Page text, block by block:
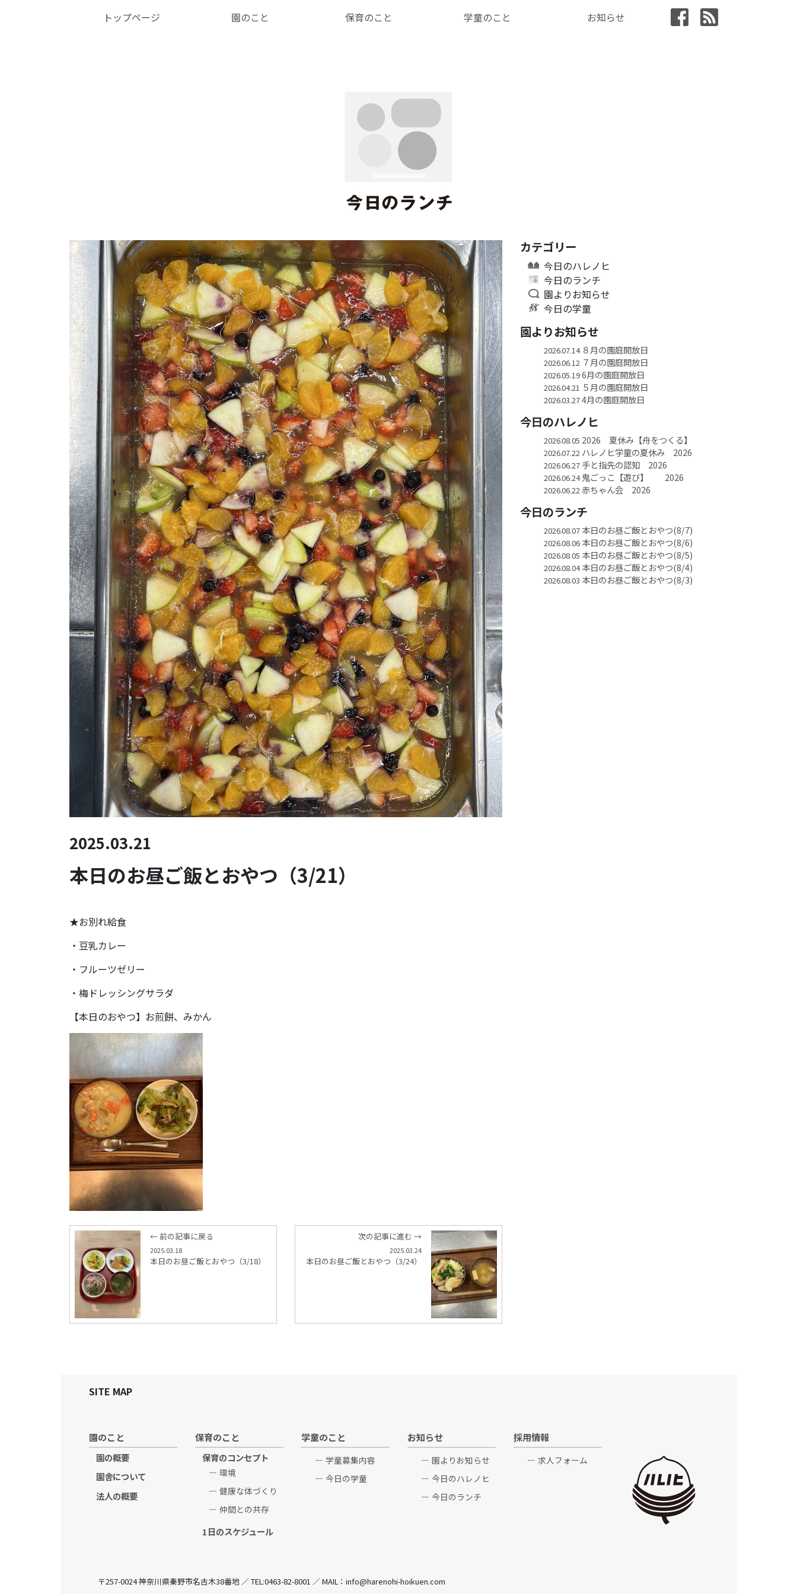
トップページ 園のこと 保育のこと 学童のこと お知らせ
2025.03.21
本日のお昼ご飯とおやつ（3/21）
★お別れ給食
・豆乳カレー
・フルーツゼリー
・梅ドレッシングサラダ
【本日のおやつ】お煎餅、みかん
← 前の記事に戻る
2025.03.18
本日のお昼ご飯とおやつ（3/18）
次の記事に進む →
2025.03.24
本日のお昼ご飯とおやつ（3/24）
カテゴリー
今日のハレノヒ
今日のランチ
園よりお知らせ
今日の学童
園よりお知らせ
2026.07.14８月の園庭開放日
2026.06.12 ７月の園庭開放日
2026.05.196月の園庭開放日
2026.04.21 ５月の園庭開放日
2026.03.274月の園庭開放日
今日のハレノヒ
2026.08.05 2026 夏休み【舟をつくる】
2026.07.22 ハレノヒ学童の夏休み 2026
2026.06.27手と指先の認知 2026
2026.06.24鬼ごっこ【遊び】 2026
2026.06.22 赤ちゃん会 2026
今日のランチ
2026.08.07本日のお昼ご飯とおやつ(8/7)
2026.08.06本日のお昼ご飯とおやつ(8/6)
2026.08.05 本日のお昼ご飯とおやつ(8/5)
2026.08.04本日のお昼ご飯とおやつ(8/4)
2026.08.03 本日のお昼ご飯とおやつ(8/3)
SITE MAP
園のこと
園の概要
園舎について
法人の概要
保育のこと
保育のコンセプト
環境
健康な体づくり
仲間との共存
1日のスケジュール
学童のこと
学童募集内容
今日の学童
お知らせ
園よりお知らせ
今日のハレノヒ
今日のランチ
採用情報
求人フォーム
〒257-0024 神奈川県秦野市名古木38番地 ／ TEL:0463-82-8001 ／ MAIL：info@harenohi-hoikuen.com